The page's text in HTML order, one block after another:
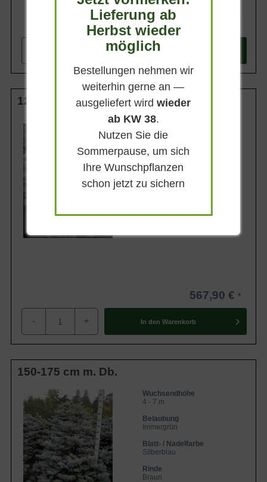
In den
125-150 cm m. Db.
Wuchsendhöhe
4 - 7 m
Belaubung
Immergrün
Blatt- / Nadelfarbe
Silberblau
567,90 €
- + In den Warenkorb
150-175 cm m. Db.
Wuchsendhöhe
4 - 7 m
Belaubung
Immergrün
Blatt- / Nadelfarbe
Silberblau
Rinde
Braun
Lieferung ab
Herbst wieder
möglich
Bestellungen nehmen wir
weiterhin gerne an —
ausgeliefert wirdwieder
ab KW 38.
Nutzen Sie die
Sommerpause, um sich
Ihre Wunschpflanzen
schon jetzt zu sichern